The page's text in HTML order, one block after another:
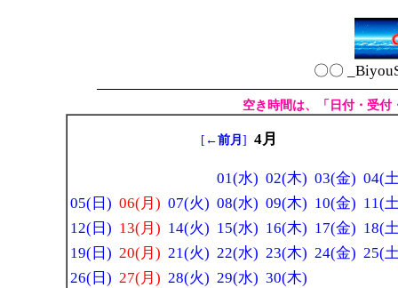
〇〇
空き時間は、「日付・受
[ ←前月 ] 4月
01(水) 02(木) 03(金) 04(
05(日) 06(月) 07(火) 08(水) 09(木) 10(金) 11(
12(日) 13(月) 14(火) 15(水) 16(木) 17(金) 18(
19(日) 20(月) 21(火) 22(水) 23(木) 24(金) 25(
26(日) 27(月) 28(火) 29(水) 30(木)